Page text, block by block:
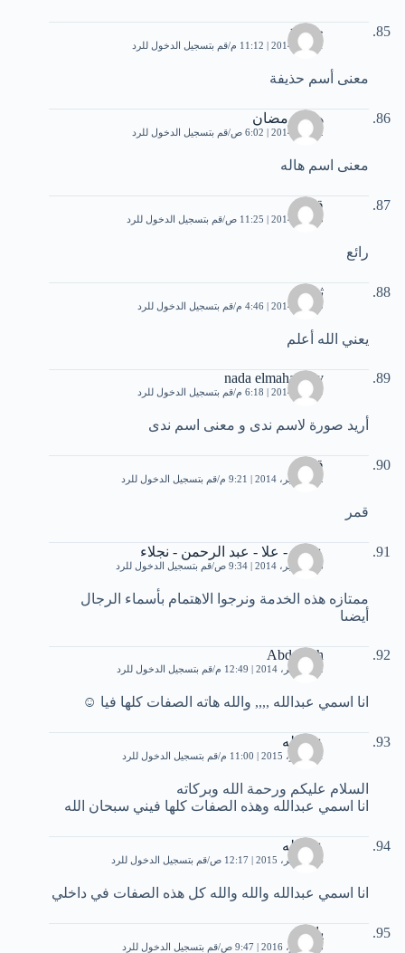
حذيفة
1 مايو، 2014 | 11:12 م قم بتسجيل الدخول للرد
معنى أسم حذيفة
هاله رمضان
2 مايو، 2014 | 6:02 ص قم بتسجيل الدخول للرد
معنى اسم هاله
قدرى
3 مايو، 2014 | 11:25 ص قم بتسجيل الدخول للرد
رائع
ثريا
9 مايو، 2014 | 4:46 م قم بتسجيل الدخول للرد
يعني الله أعلم
nada elmahalawy
9 مايو، 2014 | 6:18 م قم بتسجيل الدخول للرد
أريد صورة لاسم ندى و معنى اسم ندى
قمر
12 سبتمبر، 2014 | 9:21 م قم بتسجيل الدخول للرد
قمر
عمرو - علا - عبد الرحمن - نجلاء
18 سبتمبر، 2014 | 9:34 ص قم بتسجيل الدخول للرد
ممتازه هذه الخدمة ونرجوا الاهتمام بأسماء الرجال
أيضىا
Abdoulah
22 نوفمبر، 2014 | 12:49 م قم بتسجيل الدخول للرد
انا اسمي عبدالله ,,,, والله هاته الصفات كلها فيا ☺
عبدالله
1 نوفمبر، 2015 | 11:00 م قم بتسجيل الدخول للرد
السلام عليكم ورحمة الله وبركاته
انا اسمي عبدالله وهذه الصفات كلها فيني سبحان الله
عبدالله
24 نوفمبر، 2015 | 12:17 ص قم بتسجيل الدخول للرد
انا اسمي عبدالله والله والله كل هذه الصفات في داخلي
ياسين
5 نوفمبر، 2016 | 9:47 ص قم بتسجيل الدخول للرد